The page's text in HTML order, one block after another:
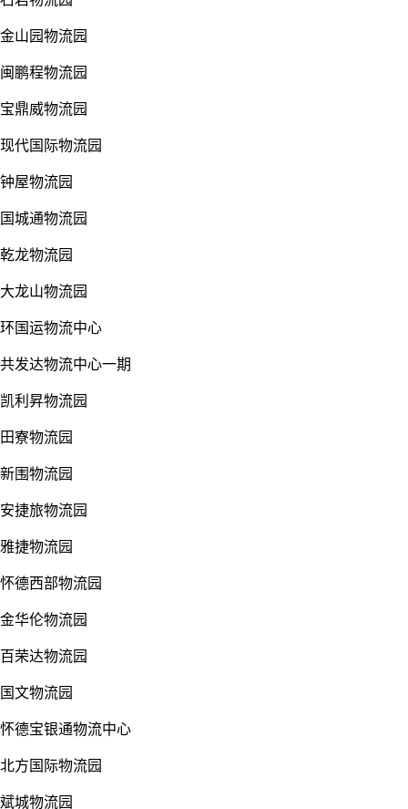
金山园物流园
闽鹏程物流园
宝鼎威物流园
现代国际物流园
钟屋物流园
国城通物流园
乾龙物流园
大龙山物流园
环国运物流中心
共发达物流中心一期
凯利昇物流园
田寮物流园
新围物流园
安捷旅物流园
雅捷物流园
怀德西部物流园
金华伦物流园
百荣达物流园
国文物流园
怀德宝银通物流中心
北方国际物流园
斌城物流园